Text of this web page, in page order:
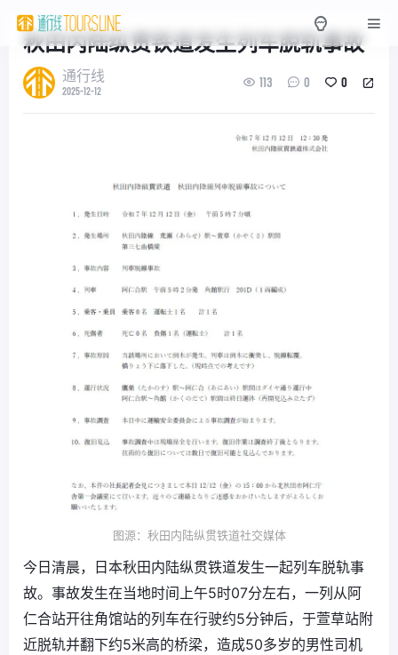
秋田内陆纵贯铁道发生列车脱轨事故
通行线
2025-12-12
113 0 0
图源：秋田内陆纵贯铁道社交媒体
今日清晨，日本秋田内陆纵贯铁道发生一起列车脱轨事
故。事故发生在当地时间上午5时07分左右，一列从阿
仁合站开往角馆站的列车在行驶约5分钟后，于萱草站附
近脱轨并翻下约5米高的桥梁，造成50多岁的男性司机